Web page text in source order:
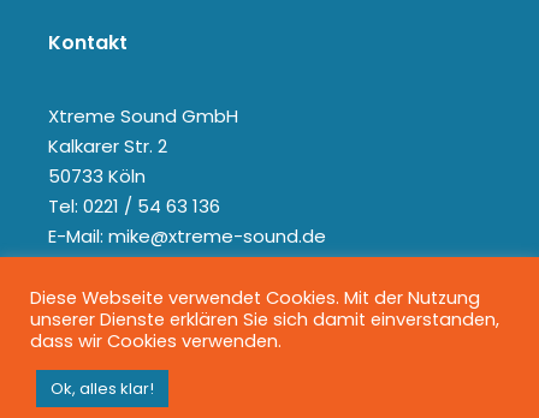
Kontakt
Xtreme Sound GmbH
Kalkarer Str. 2
50733 Köln
Tel: 0221 / 54 63 136
E-Mail: mike@xtreme-sound.de
Diese Webseite verwendet Cookies. Mit der Nutzung
unserer Dienste erklären Sie sich damit einverstanden,
dass wir Cookies verwenden.
Ok, alles klar!